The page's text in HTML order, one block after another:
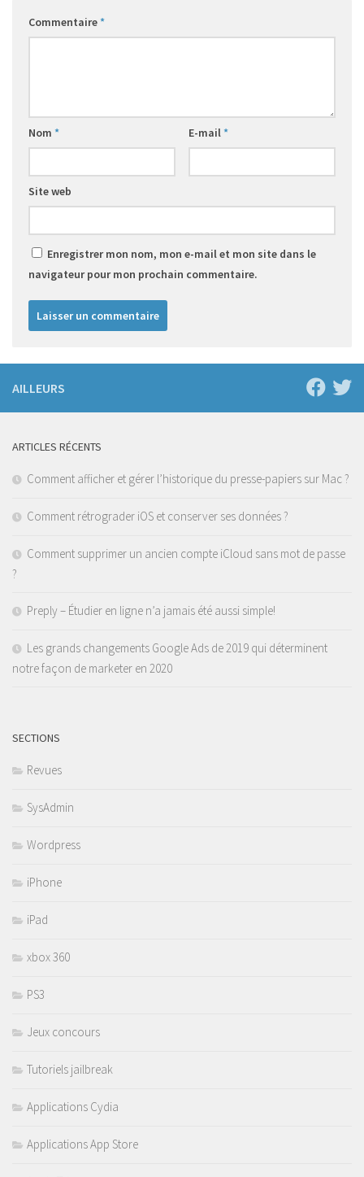
Commentaire*
Nom * E-mail*
Site web
Enregistrer mon nom, mon e-mail et mon site dans le
navigateur pour mon prochain commentaire.
AILLEURS
ARTICLES RÉCENTS
Comment afficher et gérer l’historique du presse-papiers sur Mac ?
Comment rétrograder iOS et conserver ses données ?
Comment supprimer un ancien compte iCloud sans mot de passe
?
Preply – Étudier en ligne n’a jamais été aussi simple!
Les grands changements Google Ads de 2019 qui déterminent
notre façon de marketer en 2020
SECTIONS
Revues
SysAdmin
Wordpress
iPhone
iPad
xbox 360
PS3
Jeux concours
Tutoriels jailbreak
Applications Cydia
Applications App Store